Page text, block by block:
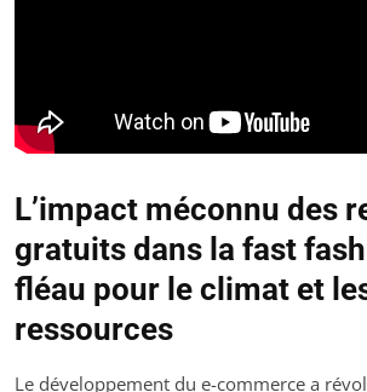
L’impact méconnu des
gratuits dans la fast
fléau pour le climat et
ressources
Le développement du e-commerce a